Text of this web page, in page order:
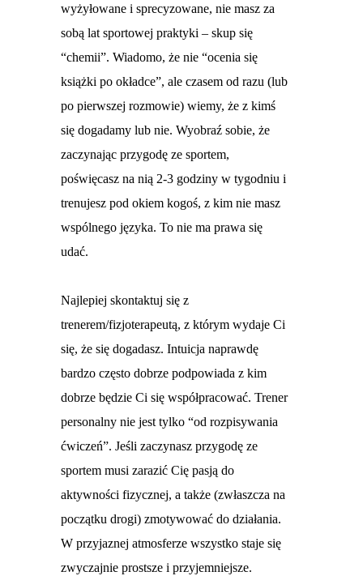
wyżyłowane i sprecyzowane, nie masz za
sobą lat sportowej praktyki – skup się
“chemii”. Wiadomo, że nie “ocenia się
książki po okładce”, ale czasem od razu (lub
po pierwszej rozmowie) wiemy, że z kimś
się dogadamy lub nie. Wyobraź sobie, że
zaczynając przygodę ze sportem,
poświęcasz na nią 2-3 godziny w tygodniu i
trenujesz pod okiem kogoś, z kim nie masz
wspólnego języka. To nie ma prawa się
udać.
Najlepiej skontaktuj się z
trenerem/fizjoterapeutą, z którym wydaje Ci
się, że się dogadasz. Intuicja naprawdę
bardzo często dobrze podpowiada z kim
dobrze będzie Ci się współpracować. Trener
personalny nie jest tylko “od rozpisywania
ćwiczeń”. Jeśli zaczynasz przygodę ze
sportem musi zarazić Cię pasją do
aktywności fizycznej, a także (zwłaszcza na
początku drogi) zmotywować do działania.
W przyjaznej atmosferze wszystko staje się
zwyczajnie prostsze i przyjemniejsze.